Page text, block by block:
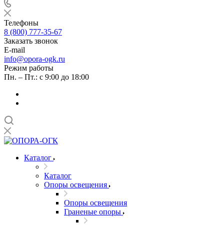
Телефоны
8 (800) 777-35-67
Заказать звонок
E-mail
info@opora-ogk.ru
Режим работы
Пн. – Пт.: с 9:00 до 18:00
Каталог
Каталог
Опоры освещения
Опоры освещения
Граненые опоры